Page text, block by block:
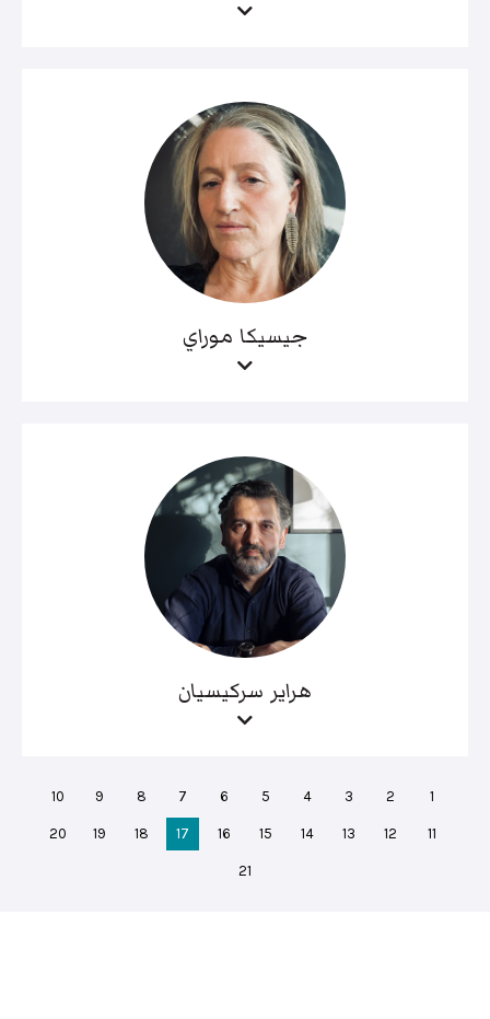
جيسيكا موراي
هراير سركيسيان
1
2
3
4
5
6
7
8
9
10
11
12
13
14
15
16
17
18
19
20
21